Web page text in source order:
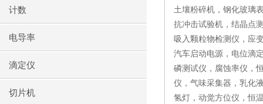
计数
电导率
滴定仪
切片机
土壤粉碎机，钢化玻璃
抗冲击试验机，结晶点
吸入颗粒物检测仪，应
汽车启动电源，电位滴
磷测试仪，腐蚀率仪，
仪，气味采集器，乳化
氢灯，动觉方位仪，恒